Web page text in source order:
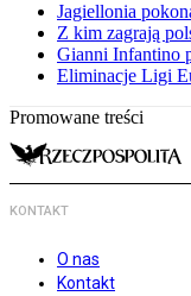
Jagiellonia
Z kim zagrają
Gianni Infantino
Eliminacje Ligi
Promowane treści
KONTAKT
O nas
Kontakt